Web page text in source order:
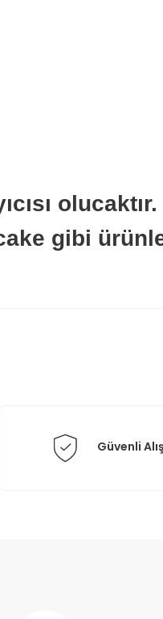
olucaktır.
gibi
Güvenli